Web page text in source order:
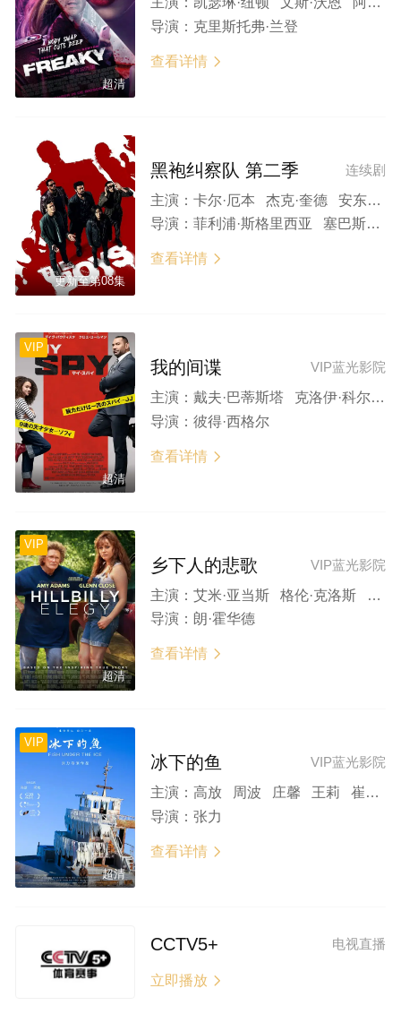
超清
导演： 克里斯托弗·兰登
查看详情 
更新至第08集
连续剧
黑袍纠察队 第二季
主演： 卡尔·厄本 杰克·奎德 安东尼·斯塔尔 艾琳·莫里亚蒂 多米妮克·麦克艾丽戈特 杰西·厄舍 拉兹·阿隆索 切斯·克劳福 托默·卡蓬 凯伦·福原 内森·米切尔 蔻碧·米纳菲 珊特尔·范圣滕 妮卡·埃利奥特 阿雅·卡什 莱拉·罗宾斯 乔丹娜·拉茹瓦 吉姆·比弗 周豪 卡梅伦·克罗维蒂 克劳迪娅·多米特 贾森·加里-斯坦福德 肖恩·阿什莫
导演： 菲利浦·斯格里西亚 塞巴斯蒂安·席尔瓦
查看详情 
VIP
超清
VIP蓝光影院
我的间谍
主演： 戴夫·巴蒂斯塔 克洛伊·科尔曼 克里斯汀·沙尔 郑肯 帕里莎·菲兹-亨利
导演： 彼得·西格尔
查看详情 
VIP
超清
VIP蓝光影院
乡下人的悲歌
主演： 艾米·亚当斯 格伦·克洛斯 加布里埃尔·巴索 海莉·贝内特 芙蕾达·平托
导演： 朗·霍华德
查看详情 
VIP
超清
VIP蓝光影院
冰下的鱼
主演： 高放 周波 庄馨 王莉 崔璐 张弘海 朱艳彬 周洪儒
导演： 张力
查看详情 
电视直播
CCTV5+
立即播放 